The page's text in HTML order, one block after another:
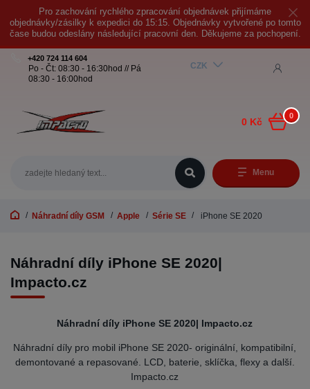
Pro zachování rychlého zpracování objednávek přijímáme
objednávky/zásilky k expedici do 15:15. Objednávky vytvořené po tomto
čase budou odeslány následující pracovní den. Děkujeme za pochopení.
Menu
CZK
+420 724 114 604
Po - Čt: 08:30 - 16:30hod // Pá
08:30 - 16:00hod
0
0 Kč
Náhradní díly GSM Apple Série SE iPhone SE 2020
Náhradní díly iPhone SE 2020|
Impacto.cz
Náhradní díly iPhone SE 2020| Impacto.cz
Náhradní díly pro mobil iPhone SE 2020- originální, kompatibilní,
demontované a repasované. LCD, baterie, sklíčka, flexy a další.
Impacto.cz